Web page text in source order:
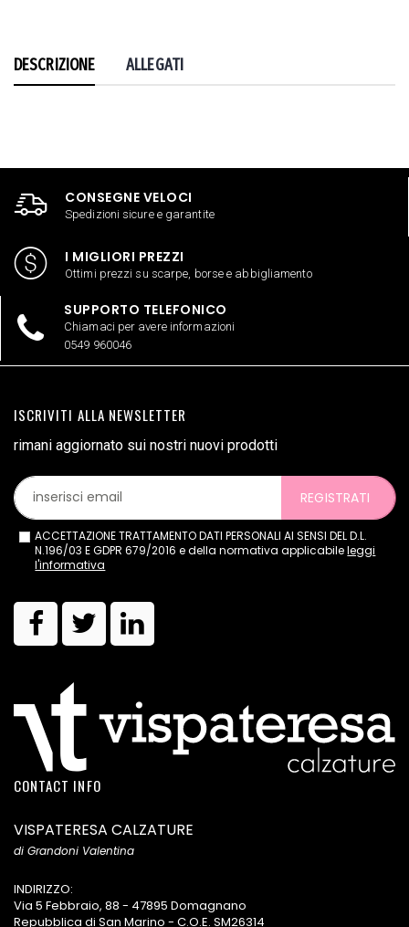
DESCRIZIONE ALLEGATI
CONSEGNE VELOCI
Spedizioni sicure e garantite
I MIGLIORI PREZZI
Ottimi prezzi su scarpe, borse e abbigliamento
SUPPORTO TELEFONICO
Chiamaci per avere informazioni
0549 960046
ISCRIVITI ALLA NEWSLETTER
rimani aggiornato sui nostri nuovi prodotti
REGISTRATI
ACCETTAZIONE TRATTAMENTO DATI PERSONALI AI SENSI DEL D.L.
N.196/03 E GDPR 679/2016 e della normativa applicabileleggi
l'informativa
CONTACT INFO
VISPATERESA CALZATURE
di Grandoni Valentina
INDIRIZZO:
Via 5 Febbraio, 88 - 47895 Domagnano
Repubblica di San Marino - C.O.E. SM26314